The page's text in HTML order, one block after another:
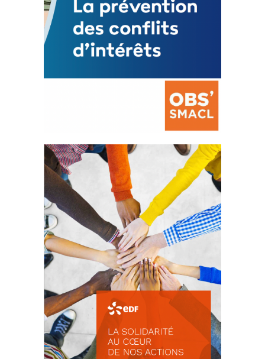
La prévention des conflits
d’intérêts
18 septembre 2023
FEUILLETER